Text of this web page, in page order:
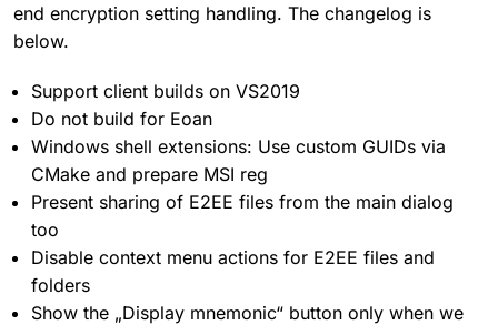
end encryption setting handling. The changelog is
below.
Support client builds on VS2019
Do not build for Eoan
Windows shell extensions: Use custom GUIDs via
CMake and prepare MSI reg
Present sharing of E2EE files from the main dialog
too
Disable context menu actions for E2EE files and
folders
Show the „Display mnemonic“ button only when we